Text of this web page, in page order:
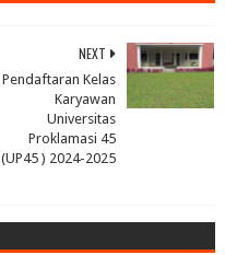
NEXT
Pendaftaran Kelas
Karyawan
Universitas
Proklamasi 45
(UP45 ) 2024-2025